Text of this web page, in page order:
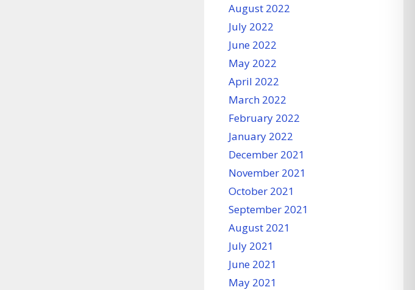
August 2022
July 2022
June 2022
May 2022
April 2022
March 2022
February 2022
January 2022
December 2021
November 2021
October 2021
September 2021
August 2021
July 2021
June 2021
May 2021